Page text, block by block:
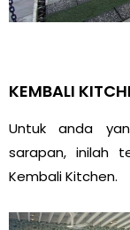
KEMBALI
Untuk anda
sarapan, inilah
Kembali Kitchen.